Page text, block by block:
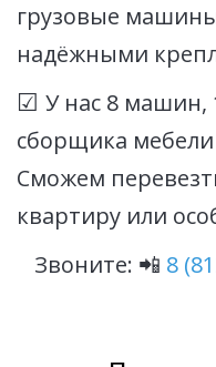
грузовые
надёжными
☑ У нас 8 машин,
сборщика
Сможем
квартиру или
Звоните: 📲 8